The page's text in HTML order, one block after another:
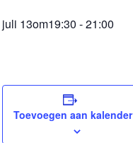
juli 13om19:30 -21:00
Toevoegen aan kalender